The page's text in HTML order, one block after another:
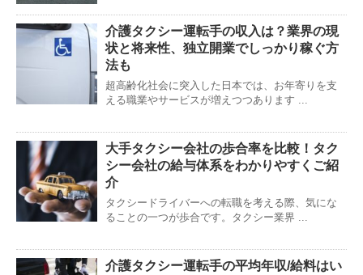
介護タクシー運転手の収入は？業界の現
状と将来性、独立開業でしっかり稼ぐ方
法も
超高齢化社会に突入した日本では、お年寄りを支
える職業やサービスが増えつつあります ...
大手タクシー会社の歩合率を比較！タク
シー会社の給与体系をわかりやすくご紹
介
タクシードライバーへの転職を考える際、気にな
ることの一つが歩合です。タクシー業界 ...
介護タクシー運転手の平均年収/給料はい